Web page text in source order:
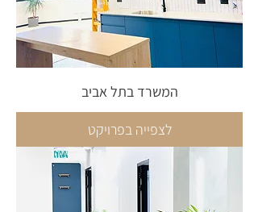
המשרד בתל אביב
לצפייה בפרויקט